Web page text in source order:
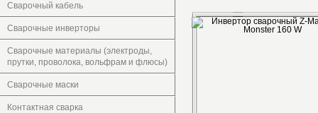
Сварочный кабель
Сварочные инверторы
Сварочные материалы (электроды,
прутки, проволока, вольфрам и флюсы)
Сварочные маски
Контактная сварка